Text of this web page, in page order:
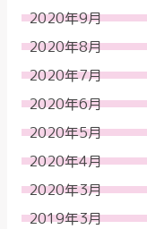
2020年9月
2020年8月
2020年7月
2020年6月
2020年5月
2020年4月
2020年3月
2019年3月